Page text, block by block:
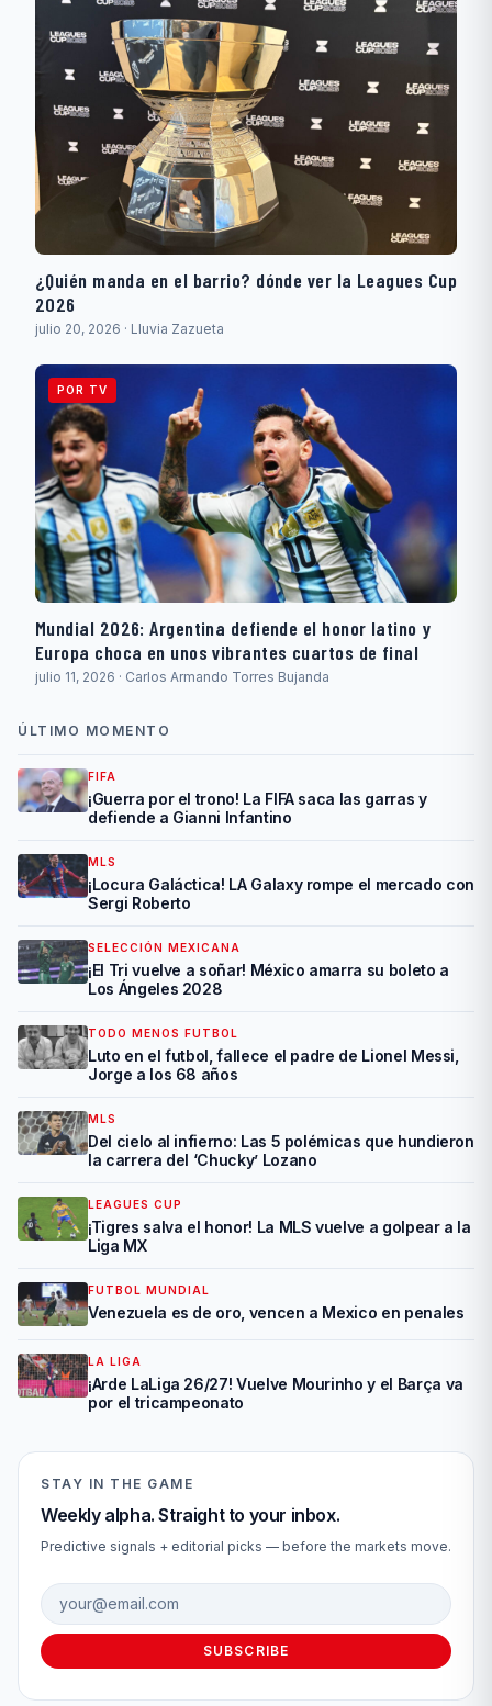
¿Quién manda en el barrio? dónde ver la Leagues Cup
2026
julio 20, 2026 · Lluvia Zazueta
POR TV
Mundial 2026: Argentina defiende el honor latino y
Europa choca en unos vibrantes cuartos de final
julio 11, 2026 · Carlos Armando Torres Bujanda
ÚLTIMO MOMENTO
FIFA
¡Guerra por el trono! La FIFA saca las garras y
defiende a Gianni Infantino
MLS
¡Locura Galáctica! LA Galaxy rompe el mercado con
Sergi Roberto
SELECCIÓN MEXICANA
¡El Tri vuelve a soñar! México amarra su boleto a
Los Ángeles 2028
TODO MENOS FUTBOL
Luto en el futbol, fallece el padre de Lionel Messi,
Jorge a los 68 años
MLS
Del cielo al infierno: Las 5 polémicas que hundieron
la carrera del ‘Chucky’ Lozano
LEAGUES CUP
¡Tigres salva el honor! La MLS vuelve a golpear a la
Liga MX
FUTBOL MUNDIAL
Venezuela es de oro, vencen a Mexico en penales
LA LIGA
¡Arde LaLiga 26/27! Vuelve Mourinho y el Barça va
por el tricampeonato
STAY IN THE GAME
Weekly alpha. Straight to your inbox.
Predictive signals + editorial picks — before the markets move.
Email address
SUBSCRIBE